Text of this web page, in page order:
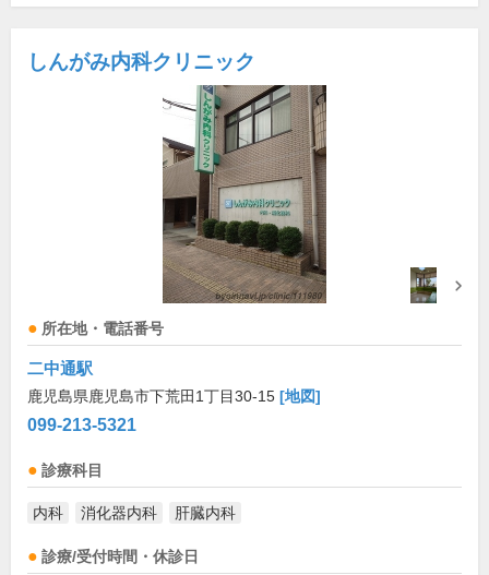
しんがみ内科クリニック
所在地・電話番号
二中通駅
鹿児島県鹿児島市下荒田1丁目30-15 [地図]
099-213-5321
診療科目
内科 消化器内科 肝臓内科
診療/受付時間・休診日